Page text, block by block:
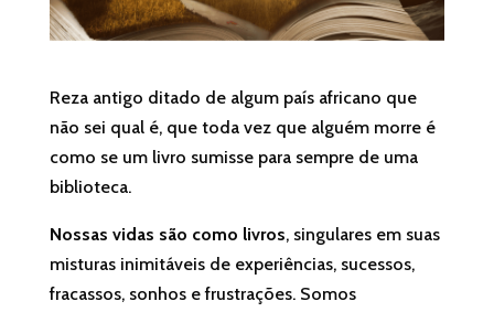
Reza antigo ditado de algum país africano que
não sei qual é, que toda vez que alguém morre é
como se um livro sumisse para sempre de uma
biblioteca.
Nossas vidas são como livros, singulares em suas
misturas inimitáveis de experiências, sucessos,
fracassos, sonhos e frustrações. Somos